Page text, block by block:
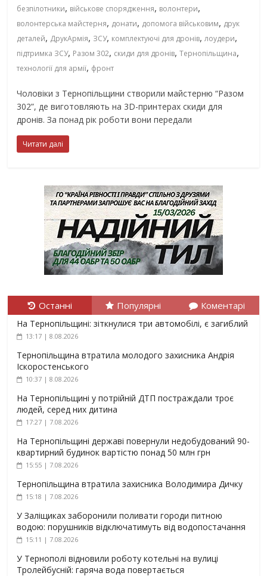
безпілотники, військове спорядження, волонтери,
волонтерська майстерня, донати, допомога військовим, друк
деталей, ДрукАрмія, ЗСУ, комплектуючі для дронів,лоудери,
підтримка ЗСУ, Разом 302, скиди для дронів,Тернопільщина,
технології для армії, фронт
Чоловіки з Тернопільщини створили майстерню “Разом
302”, де виготовляють на 3D-принтерах скиди для
дронів. За понад рік роботи вони передали
Читати далі
Останні Популярні Коментарі
На Тернопільщині: зіткнулися три автомобілі, є загиблий
13:17 | 8.08.2026
Тернопільщина втратила молодого захисника Андрія
Іскоростенського
10:37 | 8.08.2026
На Тернопільщині у потрійній ДТП постраждали троє
людей, серед них дитина
17:27 | 7.08.2026
На Тернопільщині державі повернули недобудований 90-
квартирний будинок вартістю понад 50 млн грн
15:55 | 7.08.2026
Тернопільщина втратила захисника Володимира Дичку
15:18 | 7.08.2026
У Заліщиках заборонили поливати городи питною
водою: порушників відключатимуть від водопостачання
15:11 | 7.08.2026
У Тернополі відновили роботу котельні на вулиці
Тролейбусній: гаряча вода повертається